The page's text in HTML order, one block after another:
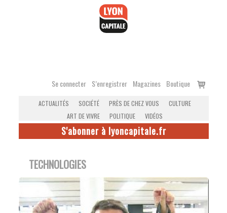
Se connecter S’enregistrer Magazines Boutique
Voir
ACTUALITÉS SOCIÉTÉ PRÈS DE CHEZ VOUS
CULTURE
ART DE VIVRE
POLITIQUE VIDÉOS
S'abonner à lyoncapitale.fr
TECHNOLOGIES